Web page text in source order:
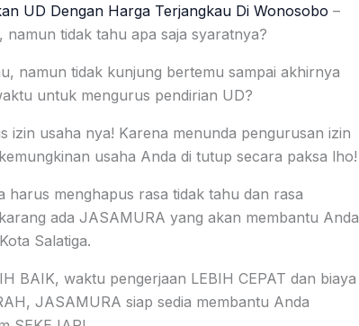
UD Dengan Harga Terjangkau Di Wonosobo –
tidak tahu apa saja syaratnya?
namun tidak kunjung bertemu sampai akhirnya
untuk mengurus pendirian UD?
izin usaha nya! Karena menunda pengurusan izin
usaha Anda di tutup secara paksa lho!
harus menghapus rasa tidak tahu dan rasa
ada JASAMURA yang akan membantu Anda
Salatiga.
BAIK, waktu pengerjaan LEBIH CEPAT dan biaya
JASAMURA siap sedia membantu Anda